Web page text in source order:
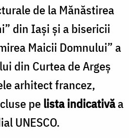
de la Mănăstirea
din Iași și a bisericii
Maicii Domnului” a
din Curtea de Argeș
arhitect francez,
pelista indicativăa
UNESCO.